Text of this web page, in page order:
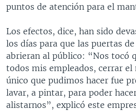
FORO [RADIO]
NOTA ECONÓMICA
ENTRETENIMIENTO
Idiomas
puntos de atención para el
Los efectos, dice, han sido
los días para que las puertas
abrieran al público: “Nos tocó
todos mis empleados, cerrar el
único que pudimos hacer fue
lavar, a pintar, para poder
alistarnos”, explicó este